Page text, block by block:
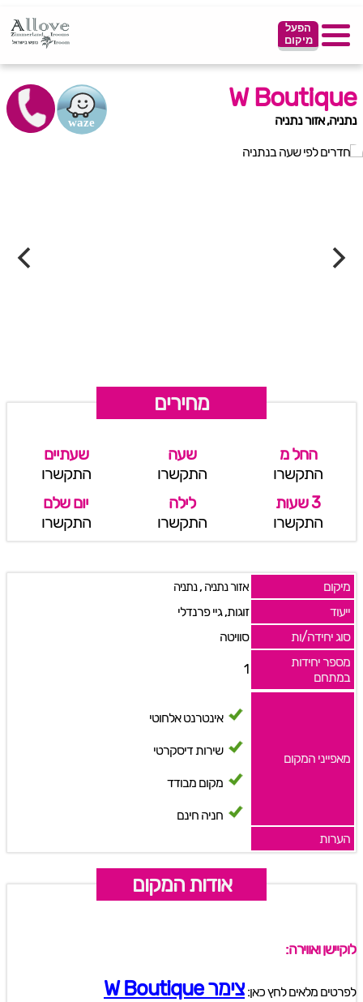
הפעל
מיקום
W Boutique
נתניה, אזור נתניה
מחירים
החל מ
התקשרו
שעה
התקשרו
שעתיים
התקשרו
3 שעות
התקשרו
לילה
התקשרו
יום שלם
התקשרו
מיקום אזור נתניה,נתניה
ייעוד
זוגות, גיי פרנדלי
סוג יחידה/ות
סוויטה
מספר יחידות
במתחם
1
מאפייני המקום
אינטרנט אלחוטי
שירות דיסקרטי
מקום מבודד
חניה חינם
הערות
אודות המקום
לוקיישן ואווירה:
לפרטים מלאים לחץ כאן:צימר W Boutique